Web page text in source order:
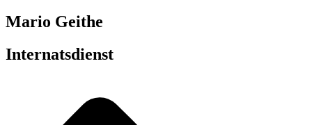
Mario Geithe
Internatsdienst